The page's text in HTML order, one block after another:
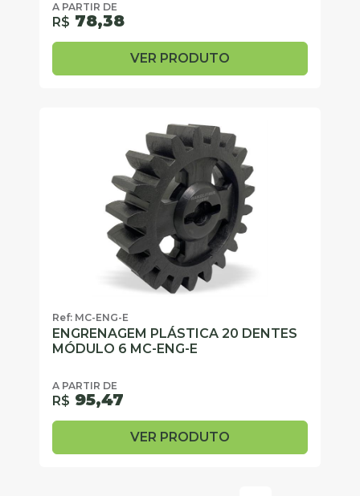
A PARTIR DE
R$ 78,38
VER PRODUTO
Ref: MC-ENG-E
ENGRENAGEM PLÁSTICA 20 DENTES
MÓDULO 6 MC-ENG-E
A PARTIR DE
R$ 95,47
VER PRODUTO